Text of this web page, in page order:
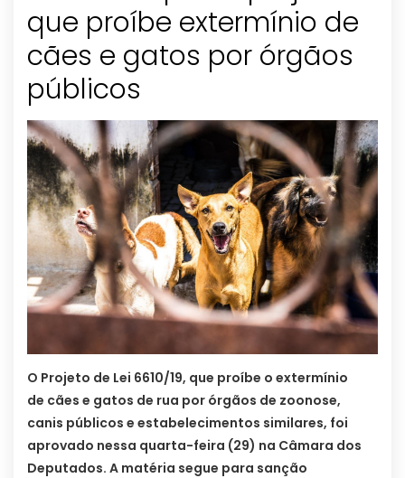
que proíbe extermínio de
cães e gatos por órgãos
públicos
O Projeto de Lei 6610/19, que proíbe o extermínio
de cães e gatos de rua por órgãos de zoonose,
canis públicos e estabelecimentos similares, foi
aprovado nessa quarta-feira (29) na Câmara dos
Deputados. A matéria segue para sanção